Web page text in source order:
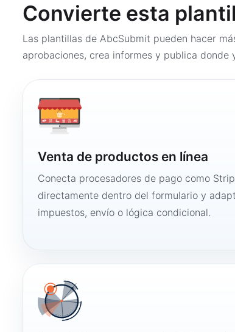
Convierte esta
Las plantillas de AbcSubmit pueden hacer
aprobaciones, crea informes y publica donde
Venta de productos en línea
Conecta procesadores de pago como
directamente dentro del formulario y
impuestos, envío o lógica condicional.